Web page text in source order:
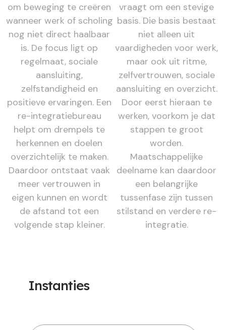
om beweging te creëren
wanneer werk of scholing
nog niet direct haalbaar
is. De focus ligt op
regelmaat, sociale
aansluiting,
zelfstandigheid en
positieve ervaringen. Een
re-integratiebureau
helpt om drempels te
herkennen en doelen
overzichtelijk te maken.
Daardoor ontstaat vaak
meer vertrouwen in
eigen kunnen en wordt
de afstand tot een
volgende stap kleiner.
vraagt om een stevige
basis. Die basis bestaat
niet alleen uit
vaardigheden voor werk,
maar ook uit ritme,
zelfvertrouwen, sociale
aansluiting en overzicht.
Door eerst hieraan te
werken, voorkom je dat
stappen te groot
worden.
Maatschappelijke
deelname kan daardoor
een belangrijke
tussenfase zijn tussen
stilstand en verdere re-
integratie.
Instanties